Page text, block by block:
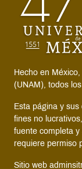
Hecho en
(UNAM), todos
Esta página y
fines no
fuente completa
requiere permiso
Sitio web